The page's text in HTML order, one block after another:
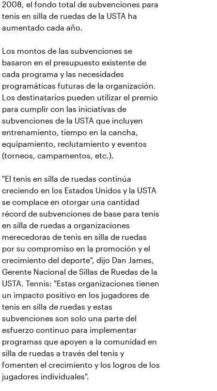
2008, el fondo total de subvenciones para
tenis en silla de ruedas de la USTA ha
aumentado cada año.
Los montos de las subvenciones se
basaron en el presupuesto existente de
cada programa y las necesidades
programáticas futuras de la organización.
Los destinatarios pueden utilizar el premio
para cumplir con las iniciativas de
subvenciones de la USTA que incluyen
entrenamiento, tiempo en la cancha,
equipamiento, reclutamiento y eventos
(torneos, campamentos, etc.).
"El tenis en silla de ruedas continúa
creciendo en los Estados Unidos y la USTA
se complace en otorgar una cantidad
récord de subvenciones de base para tenis
en silla de ruedas a organizaciones
merecedoras de tenis en silla de ruedas
por su compromiso en la promoción y el
crecimiento del deporte", dijo Dan James,
Gerente Nacional de Sillas de Ruedas de la
USTA. Tennis: "Estas organizaciones tienen
un impacto positivo en los jugadores de
tenis en silla de ruedas y estas
subvenciones son solo una parte del
esfuerzo continuo para implementar
programas que apoyen a la comunidad en
silla de ruedas a través del tenis y
fomenten el crecimiento y los logros de los
jugadores individuales".